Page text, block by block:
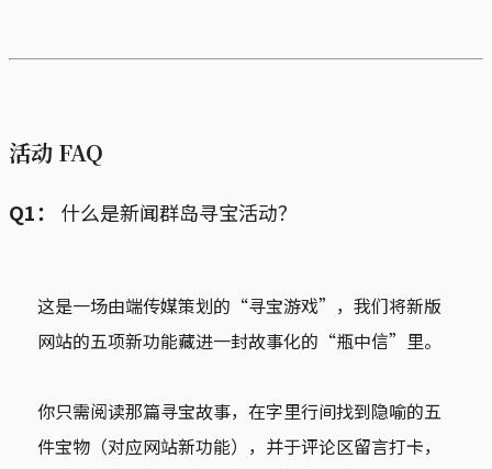
活动 FAQ
Q1： 什么是新闻群岛寻宝活动？
这是一场由端传媒策划的“寻宝游戏”，我们将新版
网站的五项新功能藏进一封故事化的“瓶中信”里。
你只需阅读那篇寻宝故事，在字里行间找到隐喻的五
件宝物（对应网站新功能），并于评论区留言打卡，